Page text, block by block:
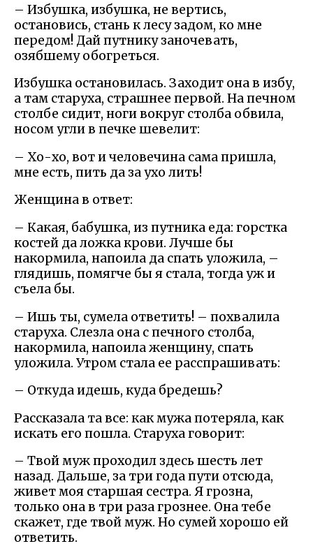
– Избушка, избушка, не вертись,
остановись, стань к лесу задом, ко мне
передом! Дай путнику заночевать,
озябшему обогреться.
Избушка остановилась. Заходит она в избу,
а там старуха, страшнее первой. На печном
столбе сидит, ноги вокруг столба обвила,
носом угли в печке шевелит:
– Хо-хо, вот и человечина сама пришла,
мне есть, пить да за ухо лить!
Женщина в ответ:
– Какая, бабушка, из путника еда: горстка
костей да ложка крови. Лучше бы
накормила, напоила да спать уложила, –
глядишь, помягче бы я стала, тогда уж и
съела бы.
– Ишь ты, сумела ответить! – похвалила
старуха. Слезла она с печного столба,
накормила, напоила женщину, спать
уложила. Утром стала ее расспрашивать:
– Откуда идешь, куда бредешь?
Рассказала та все: как мужа потеряла, как
искать его пошла. Старуха говорит:
– Твой муж проходил здесь шесть лет
назад. Дальше, за три года пути отсюда,
живет моя старшая сестра. Я грозна,
только она в три раза грознее. Она тебе
скажет, где твой муж. Но сумей хорошо ей
ответить.